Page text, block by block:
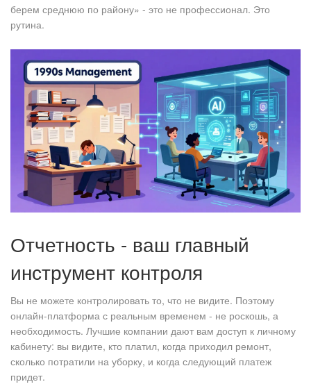
берем среднюю по району» - это не профессионал. Это
рутина.
Отчетность - ваш главный
инструмент контроля
Вы не можете контролировать то, что не видите. Поэтому
онлайн-платформа с реальным временем - не роскошь, а
необходимость. Лучшие компании дают вам доступ к личному
кабинету: вы видите, кто платил, когда приходил ремонт,
сколько потратили на уборку, и когда следующий платеж
придет.